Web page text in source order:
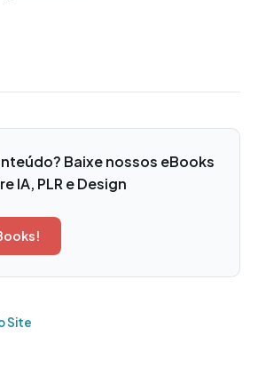
Baixe nossos eBooks
IA, PLR e Design
Site